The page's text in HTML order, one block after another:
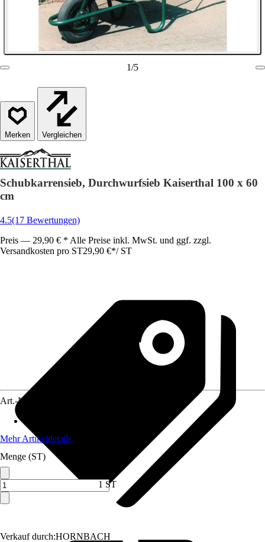
1/5
Vergleichen
Schubkarrensieb, Durchwurfsieb Kaiserthal 100 x 60
cm
4.5(17 Bewertungen)
Preis — 29,90 € * Alle Preise inkl. MwSt. und ggf. zzgl.
Versandkosten pro ST29,90 €*/ ST
Verkauf durch:HORNBACH
Art.-Nr.
Mehr Artikeldetails
Menge (ST)
1 ST